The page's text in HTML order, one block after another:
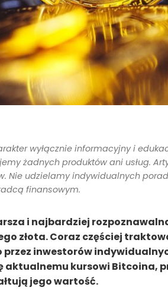
wyłącznie informacyjny i
żadnych produktów ani usług.
Nie udzielamy indywidualnych
finansowym.
i najbardziej
złota. Coraz częściej
przez inwestorów
aktualnemu kursowi Bitcoina,
jego wartość.